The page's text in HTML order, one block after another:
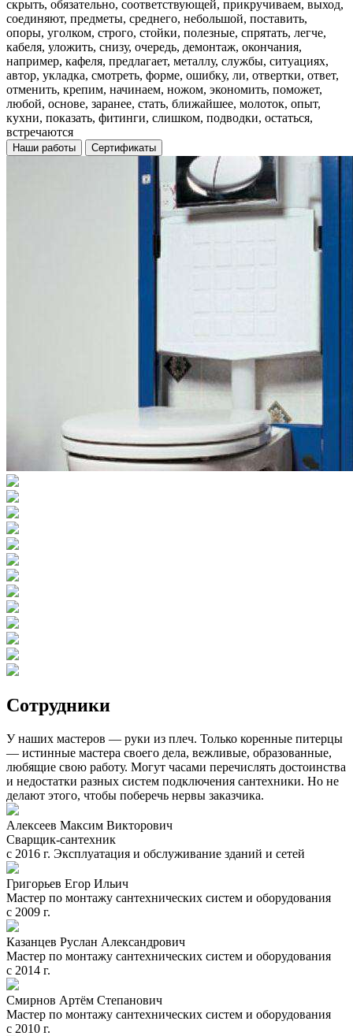
скрыть, обязательно, соответствующей, прикручиваем, выход,
соединяют, предметы, среднего, небольшой, поставить,
опоры, уголком, строго, стойки, полезные, спрятать, легче,
кабеля, уложить, снизу, очередь, демонтаж, окончания,
например, кафеля, предлагает, металлу, службы, ситуациях,
автор, укладка, смотреть, форме, ошибку, ли, отвертки, ответ,
отменить, крепим, начинаем, ножом, экономить, поможет,
любой, основе, заранее, стать, ближайшее, молоток, опыт,
кухни, показать, фитинги, слишком, подводки, остаться,
встречаются
Наши работы Сертификаты
Сотрудники
У наших мастеров — руки из плеч. Только коренные питерцы
— истинные мастера своего дела, вежливые, образованные,
любящие свою работу. Могут часами перечислять достоинства
и недостатки разных систем подключения сантехники. Но не
делают этого, чтобы поберечь нервы заказчика.
Алексеев Максим Викторович
Сварщик-сантехник
с 2016 г. Эксплуатация и обслуживание зданий и сетей
Григорьев Егор Ильич
Мастер по монтажу сантехнических систем и оборудования
с 2009 г.
Казанцев Руслан Александрович
Мастер по монтажу сантехнических систем и оборудования
с 2014 г.
Смирнов Артём Степанович
Мастер по монтажу сантехнических систем и оборудования
с 2010 г.